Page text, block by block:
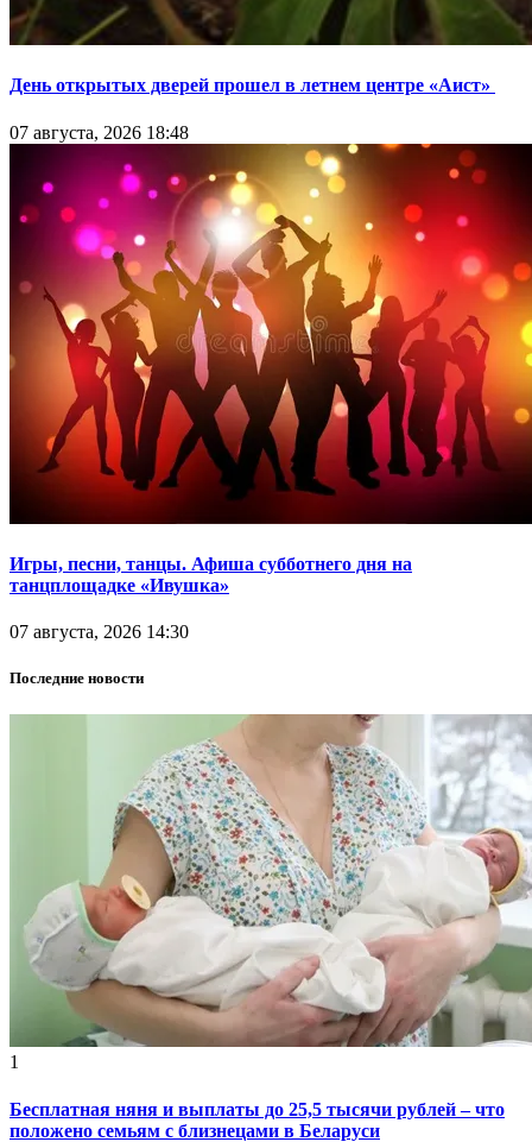
День открытых дверей прошел в летнем центре «Аист»
07 августа, 2026 18:48
Игры, песни, танцы. Афиша субботнего дня на
танцплощадке «Ивушка»
07 августа, 2026 14:30
Последние новости
1
Бесплатная няня и выплаты до 25,5 тысячи рублей – что
положено семьям с близнецами в Беларуси